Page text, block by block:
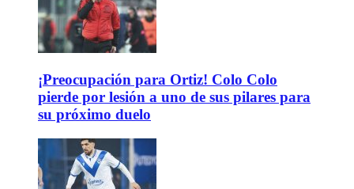
¡Preocupación para Ortiz! Colo Colo
pierde por lesión a uno de sus pilares para
su próximo duelo